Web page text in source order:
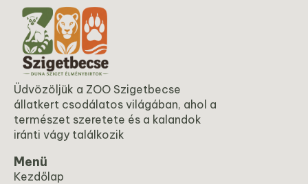
Üdvözöljük a ZOO Szigetbecse
állatkert csodálatos világában, ahol a
természet szeretete és a kalandok
iránti vágy találkozik
Menü
Kezdőlap